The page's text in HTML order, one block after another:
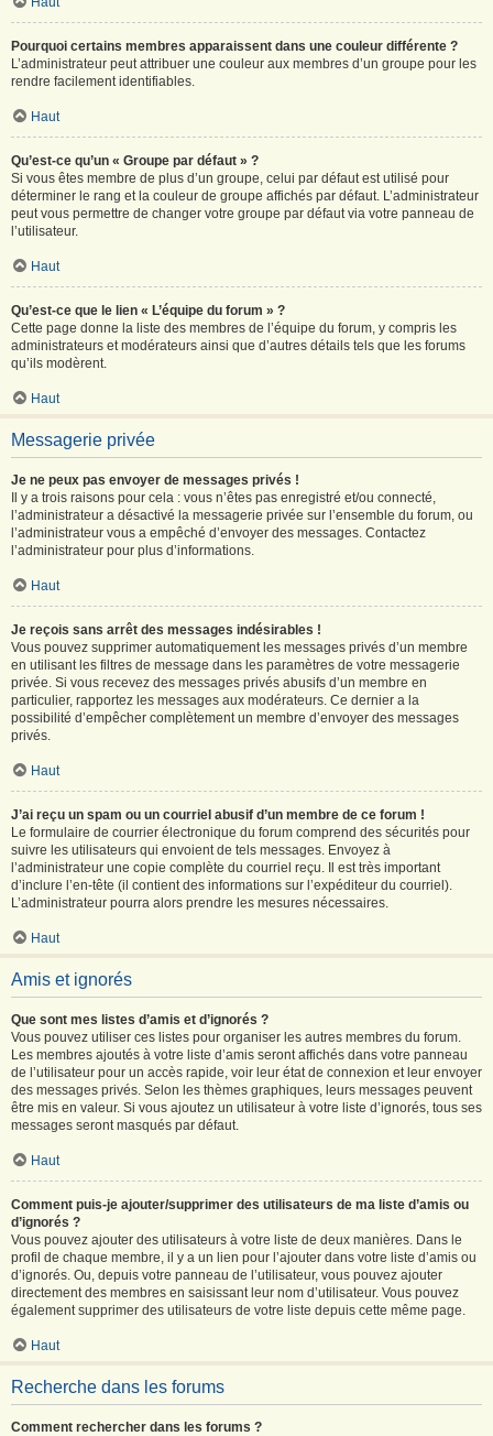
Pourquoi certains membres apparaissent dans une couleur différente ?
L’administrateur peut attribuer une couleur aux membres d’un groupe pour les
rendre facilement identifiables.
Haut
Qu’est-ce qu’un « Groupe par défaut » ?
Si vous êtes membre de plus d’un groupe, celui par défaut est utilisé pour
déterminer le rang et la couleur de groupe affichés par défaut. L’administrateur
peut vous permettre de changer votre groupe par défaut via votre panneau de
l’utilisateur.
Haut
Qu’est-ce que le lien « L’équipe du forum » ?
Cette page donne la liste des membres de l’équipe du forum, y compris les
administrateurs et modérateurs ainsi que d’autres détails tels que les forums
qu’ils modèrent.
Haut
Messagerie privée
Je ne peux pas envoyer de messages privés !
Il y a trois raisons pour cela : vous n’êtes pas enregistré et/ou connecté,
l’administrateur a désactivé la messagerie privée sur l’ensemble du forum, ou
l’administrateur vous a empêché d’envoyer des messages. Contactez
l’administrateur pour plus d’informations.
Haut
Je reçois sans arrêt des messages indésirables !
Vous pouvez supprimer automatiquement les messages privés d’un membre
en utilisant les filtres de message dans les paramètres de votre messagerie
privée. Si vous recevez des messages privés abusifs d’un membre en
particulier, rapportez les messages aux modérateurs. Ce dernier a la
possibilité d’empêcher complètement un membre d’envoyer des messages
privés.
Haut
J’ai reçu un spam ou un courriel abusif d’un membre de ce forum !
Le formulaire de courrier électronique du forum comprend des sécurités pour
suivre les utilisateurs qui envoient de tels messages. Envoyez à
l’administrateur une copie complète du courriel reçu. Il est très important
d’inclure l’en-tête (il contient des informations sur l’expéditeur du courriel).
L’administrateur pourra alors prendre les mesures nécessaires.
Haut
Amis et ignorés
Que sont mes listes d’amis et d’ignorés ?
Vous pouvez utiliser ces listes pour organiser les autres membres du forum.
Les membres ajoutés à votre liste d’amis seront affichés dans votre panneau
de l’utilisateur pour un accès rapide, voir leur état de connexion et leur envoyer
des messages privés. Selon les thèmes graphiques, leurs messages peuvent
être mis en valeur. Si vous ajoutez un utilisateur à votre liste d’ignorés, tous ses
messages seront masqués par défaut.
Haut
Comment puis-je ajouter/supprimer des utilisateurs de ma liste d’amis ou
d’ignorés ?
Vous pouvez ajouter des utilisateurs à votre liste de deux manières. Dans le
profil de chaque membre, il y a un lien pour l’ajouter dans votre liste d’amis ou
d’ignorés. Ou, depuis votre panneau de l’utilisateur, vous pouvez ajouter
directement des membres en saisissant leur nom d’utilisateur. Vous pouvez
également supprimer des utilisateurs de votre liste depuis cette même page.
Haut
Recherche dans les forums
Comment rechercher dans les forums ?